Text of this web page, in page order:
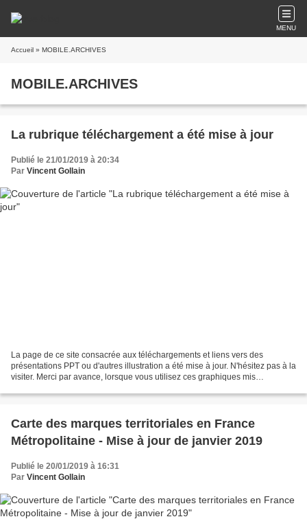
MENU
Accueil » MOBILE.ARCHIVES
MOBILE.ARCHIVES
La rubrique téléchargement a été mise à jour
Publié le 21/01/2019 à 20:34
Par Vincent Gollain
La page de ce site consacrée aux téléchargements et liens vers des
présentations PPT ou d'autres illustration a été mise à jour. N'hésitez pas à la
visiter. Merci par avance, lorsque vous utilisez ces graphiques mis
Carte des marques territoriales en France
Métropolitaine - Mise à jour de janvier 2019
Publié le 20/01/2019 à 16:31
Par Vincent Gollain